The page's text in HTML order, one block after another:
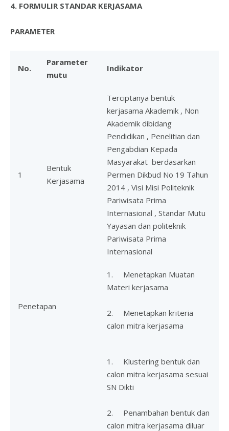
4. FORMULIR STANDAR KERJASAMA
PARAMETER
No.
Parameter
mutu
Indikator
1
Bentuk
Kerjasama
Terciptanya bentuk
kerjasama Akademik , Non
Akademik dibidang
Pendidikan , Penelitian dan
Pengabdian Kepada
Masyarakat berdasarkan
Permen Dikbud No 19 Tahun
2014 , Visi Misi Politeknik
Pariwisata Prima
Internasional , Standar Mutu
Yayasan dan politeknik
Pariwisata Prima
Internasional
Penetapan
1. Menetapkan Muatan
Materi kerjasama
2. Menetapkan kriteria
calon mitra kerjasama
1. Klustering bentuk dan
calon mitra kerjasama sesuai
SN Dikti
2. Penambahan bentuk dan
calon mitra kerjasama diluar